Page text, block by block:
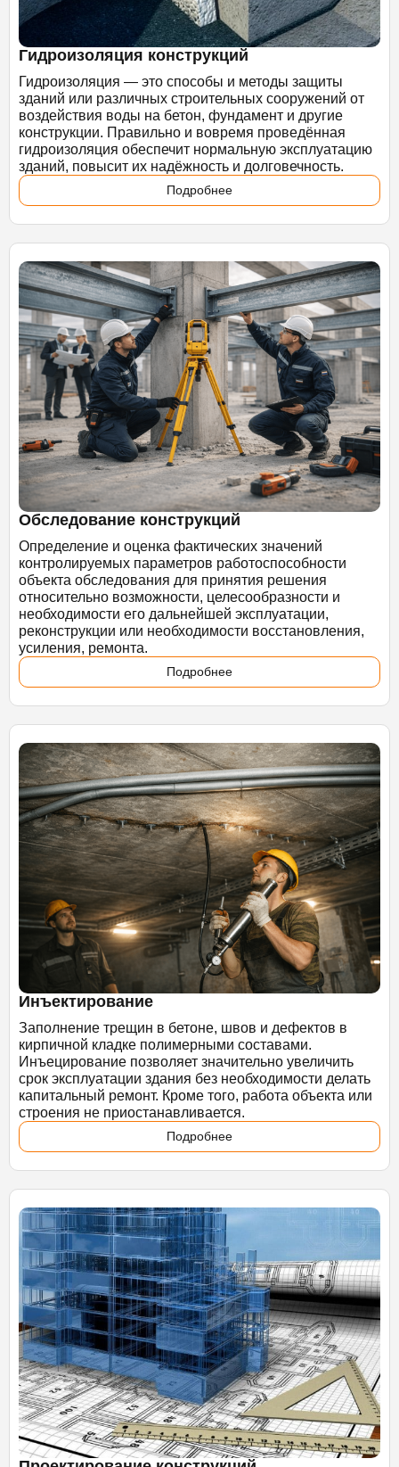
Гидроизоляция конструкций
Гидроизоляция — это способы и методы защиты
зданий или различных строительных сооружений от
воздействия воды на бетон, фундамент и другие
конструкции. Правильно и вовремя проведённая
гидроизоляция обеспечит нормальную эксплуатацию
зданий, повысит их надёжность и долговечность.
Подробнее
Обследование конструкций
Определение и оценка фактических значений
контролируемых параметров работоспособности
объекта обследования для принятия решения
относительно возможности, целесообразности и
необходимости его дальнейшей эксплуатации,
реконструкции или необходимости восстановления,
усиления, ремонта.
Подробнее
Инъектирование
Заполнение трещин в бетоне, швов и дефектов в
кирпичной кладке полимерными составами.
Инъецирование позволяет значительно увеличить
срок эксплуатации здания без необходимости делать
капитальный ремонт. Кроме того, работа объекта или
строения не приостанавливается.
Подробнее